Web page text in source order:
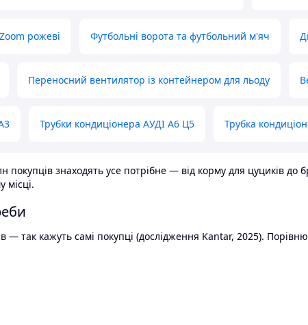
рожеві Футбольні ворота та футбольний м'яч
Переносний вентилятор із контейнером для льоду
Трубки кондиціонера АУДІ А6 Ц5 Трубка
знаходять усе потрібне — від корму для цуциків до
місці.
— так кажуть самі покупці (дослідження Kantar, 2025).